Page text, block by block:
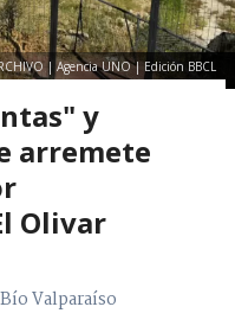
| Agencia UNO | Edición BBCL
y
arremete
Olivar
Valparaíso